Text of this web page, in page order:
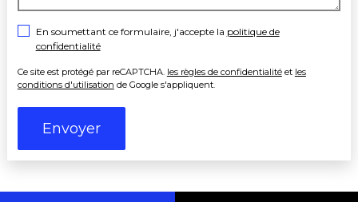
En soumettant ce formulaire, j'accepte la politique de
confidentialité
Ce site est protégé par reCAPTCHA. les règles de confidentialitéet les
conditions d'utilisation de Google s'appliquent.
Alternative: